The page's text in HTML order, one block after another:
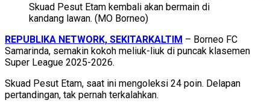
Skuad Pesut Etam kembali akan bermain di
kandang lawan. (MO Borneo)
REPUBLIKA NETWORK, SEKITARKALTIM – Borneo FC
Samarinda, semakin kokoh meliuk-liuk di puncak klasemen
Super League 2025-2026.
Skuad Pesut Etam, saat ini mengoleksi 24 poin. Delapan
pertandingan, tak pernah terkalahkan.